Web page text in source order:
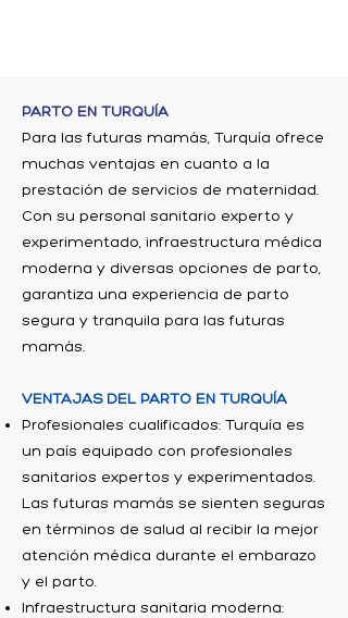
PARTO EN TURQUÍA
Para las futuras mamás, Turquía ofrece
muchas ventajas en cuanto a la
prestación de servicios de maternidad.
Con su personal sanitario experto y
experimentado, infraestructura médica
moderna y diversas opciones de parto,
garantiza una experiencia de parto
segura y tranquila para las futuras
mamás.
VENTAJAS DEL PARTO EN TURQUÍA
Profesionales cualificados: Turquía es
un país equipado con profesionales
sanitarios expertos y experimentados.
Las futuras mamás se sienten seguras
en términos de salud al recibir la mejor
atención médica durante el embarazo
y el parto.
Infraestructura sanitaria moderna: